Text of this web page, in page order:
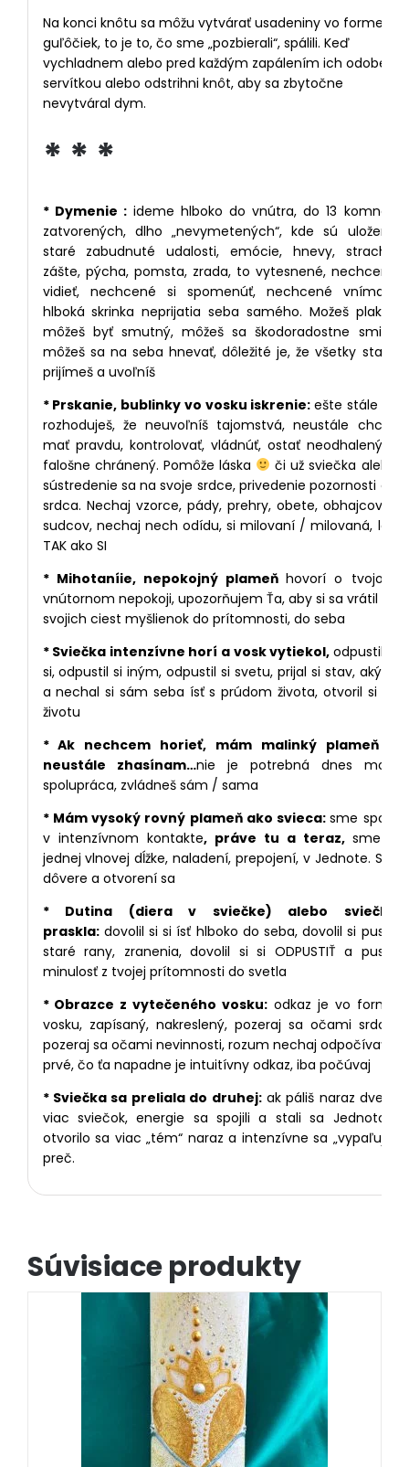
Na konci knôtu sa môžu vytvárať usadeniny vo forme
guľôčiek, to je to, čo sme „pozbierali“, spálili. Keď
vychladnem alebo pred každým zapálením ich odober
servítkou alebo odstrihni knôt, aby sa zbytočne
nevytváral dym.
* * *
* Dymenie :ideme hlboko do vnútra, do 13 komnát,
zatvorených, dlho „nevymetených“, kde sú uložené
staré zabudnuté udalosti, emócie, hnevy, strachy,
zášte, pýcha, pomsta, zrada, to vytesnené, nechcené
vidieť, nechcené si spomenúť, nechcené vnímať…
hlboká skrinka neprijatia seba samého. Možeš plakať,
môžeš byť smutný, môžeš sa škodoradostne smiať,
môžeš sa na seba hnevať, dôležité je, že všetky stavy
prijímeš a uvoľníš
* Prskanie, bublinky vo vosku iskrenie:ešte stále sa
rozhoduješ, že neuvoľníš tajomstvá, neustále chceš
mať pravdu, kontrolovať, vládnúť, ostať neodhalený a
falošne chránený. Pomôže láska
či už sviečka alebo
sústredenie sa na svoje srdce, privedenie pozornosti do
srdca. Nechaj vzorce, pády, prehry, obete, obhajcov a
sudcov, nechaj nech odídu, si milovaní / milovaná, len
TAK ako SI
* Mihotaníie, nepokojný plameňhovorí o tvojom
vnútornom nepokoji, upozorňujem Ťa, aby si sa vrátil so
svojich ciest myšlienok do prítomnosti, do seba
* Sviečka intenzívne horí a vosk vytiekol, odpustil si
si, odpustil si iným, odpustil si svetu, prijal si stav, aký je
a nechal si sám seba ísť s prúdom života, otvoril si sa
životu
* Ak nechcem horieť, mám malinký plameň a
neustále zhasínam…nie je potrebná dnes moja
spolupráca, zvládneš sám / sama
* Mám vysoký rovný plameň ako svieca:sme spolu
v intenzívnom kontakte, práve tu a teraz,sme v
jednej vlnovej dĺžke, naladení, prepojení, v Jednote. Si v
dôvere a otvorení sa
* Dutina (diera v sviečke) alebo sviečka
praskla:dovolil si si ísť hlboko do seba, dovolil si pustiť
staré rany, zranenia, dovolil si si ODPUSTIŤ a pustiť
minulosť z tvojej prítomnosti do svetla
* Obrazce z vytečeného vosku: odkaz je vo forme
vosku, zapísaný, nakreslený, pozeraj sa očami srdca,
pozeraj sa očami nevinnosti, rozum nechaj odpočívať a
prvé, čo ťa napadne je intuitívny odkaz, iba počúvaj
* Sviečka sa preliala do druhej:ak páliš naraz dve a
viac sviečok, energie sa spojili a stali sa Jednotou,
otvorilo sa viac „tém“ naraz a intenzívne sa „vypaľujú“
preč.
Súvisiace produkty